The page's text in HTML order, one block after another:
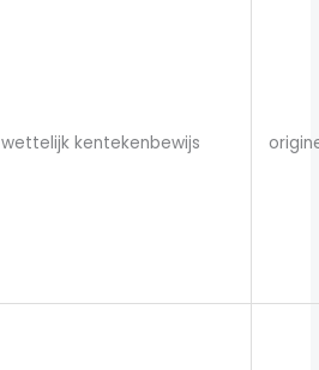
wettelijk kentekenbewijs